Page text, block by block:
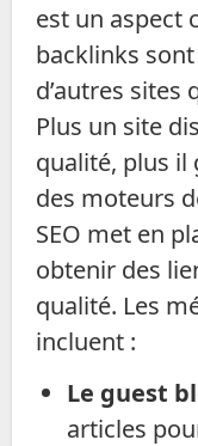
est un aspect
backlinks
d’autres sites
Plus un site
qualité, plus il
des moteurs
SEO met en
obtenir des
qualité. Les
incluent :
Le guest
articles